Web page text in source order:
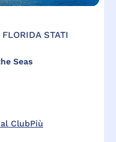
STATI
Seas
ClubPiù